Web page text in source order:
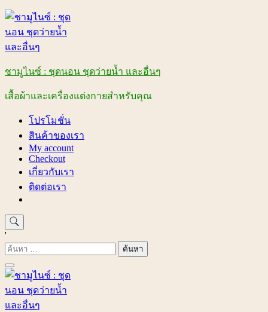
Skip
content
ชามูไนซ์ : ชุดนอน ชุดว่ายน้ำ และอื่นๆ
เสื้อผ้าและเครื่องแต่งกายสำหรับคุณ
โปรโมชั่น
สินค้าของเรา
My account
Checkout
เกี่ยวกับเรา
ติดต่อเรา
'
ค้นหา
สำหรับ: